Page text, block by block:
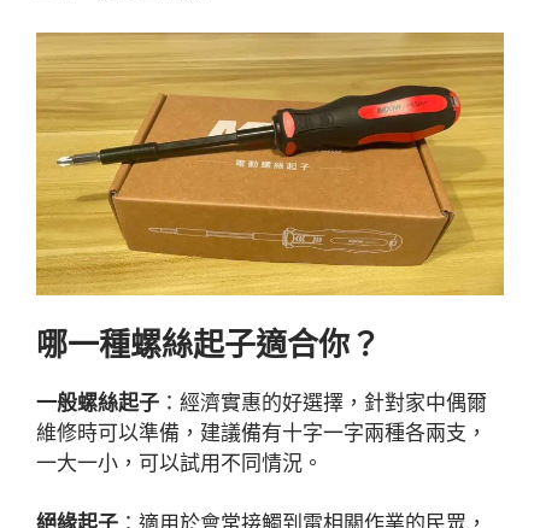
哪一種螺絲起子適合你？
一般螺絲起子 ：經濟實惠的好選擇，針對家中偶爾
維修時可以準備，建議備有十字一字兩種各兩支，
一大一小，可以試用不同情況。